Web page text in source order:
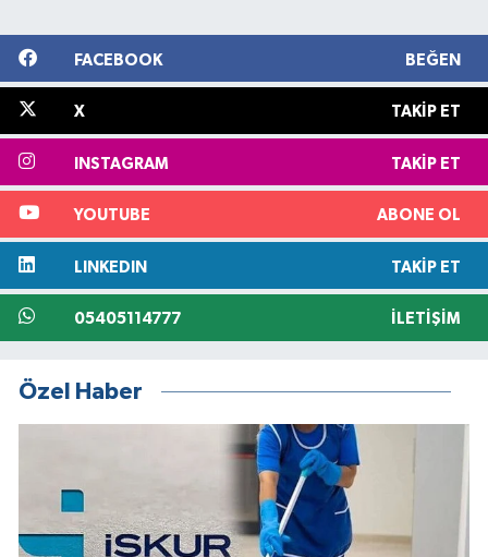
FACEBOOK BEĞEN
X TAKIP ET
INSTAGRAM TAKIP ET
YOUTUBE ABONE OL
LINKEDIN TAKIP ET
05405114777 İLETIŞIM
Özel Haber